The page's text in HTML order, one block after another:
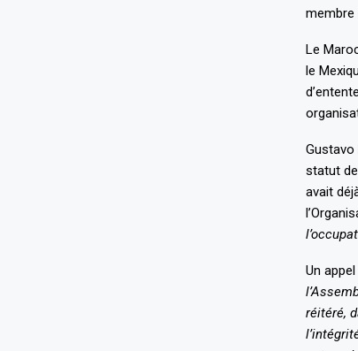
membre
Le
le
Gustavo
statut
avait
Un appel
réitéré,